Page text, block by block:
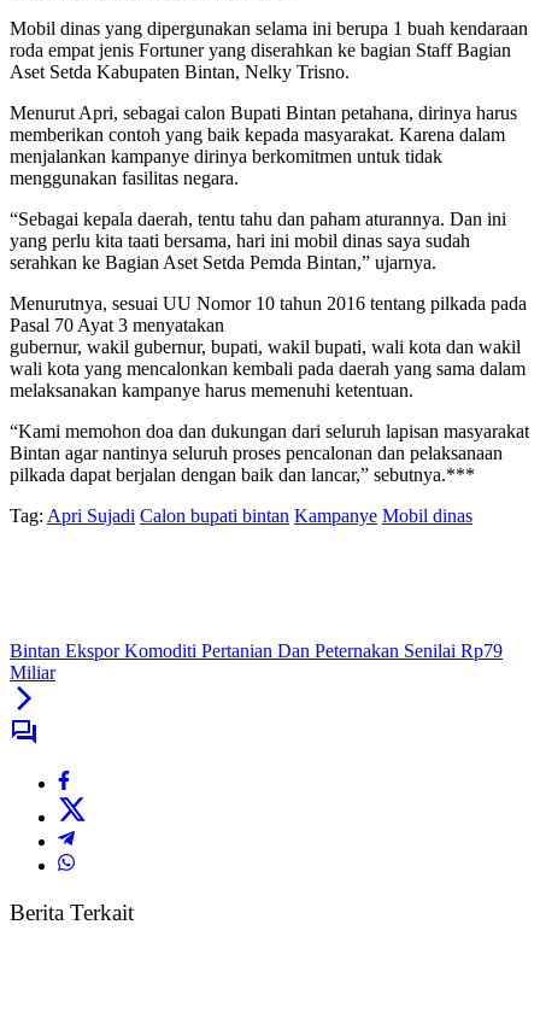
Mobil dinas yang dipergunakan selama ini berupa 1 buah kendaraan
roda empat jenis Fortuner yang diserahkan ke bagian Staff Bagian
Aset Setda Kabupaten Bintan, Nelky Trisno.
Menurut Apri, sebagai calon Bupati Bintan petahana, dirinya harus
memberikan contoh yang baik kepada masyarakat. Karena dalam
menjalankan kampanye dirinya berkomitmen untuk tidak
menggunakan fasilitas negara.
“Sebagai kepala daerah, tentu tahu dan paham aturannya. Dan ini
yang perlu kita taati bersama, hari ini mobil dinas saya sudah
serahkan ke Bagian Aset Setda Pemda Bintan,” ujarnya.
Menurutnya, sesuai UU Nomor 10 tahun 2016 tentang pilkada pada
Pasal 70 Ayat 3 menyatakan
gubernur, wakil gubernur, bupati, wakil bupati, wali kota dan wakil
wali kota yang mencalonkan kembali pada daerah yang sama dalam
melaksanakan kampanye harus memenuhi ketentuan.
“Kami memohon doa dan dukungan dari seluruh lapisan masyarakat
Bintan agar nantinya seluruh proses pencalonan dan pelaksanaan
pilkada dapat berjalan dengan baik dan lancar,” sebutnya.***
Tag: Apri Sujadi Calon bupati bintan Kampanye Mobil dinas
Bintan Ekspor Komoditi Pertanian Dan Peternakan Senilai Rp79
Miliar
Berita Terkait